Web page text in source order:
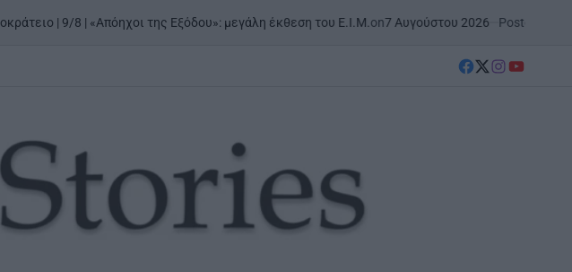
της Εξόδου»: μεγάλη έκθεση του Ε.Ι.Μ.on7 Αυγούστου 2026 Posted by AgrinioStories
facebook
Twitter
instagram
YouTube